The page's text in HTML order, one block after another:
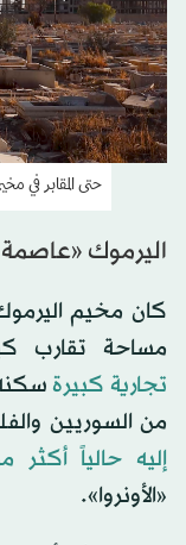
حتى المقابر في
اليرموك
مساحة تقارب
تجارية كبيرة
من السوريين
إليه حالياً أكثر من 8 آلاف
«الأونروا».